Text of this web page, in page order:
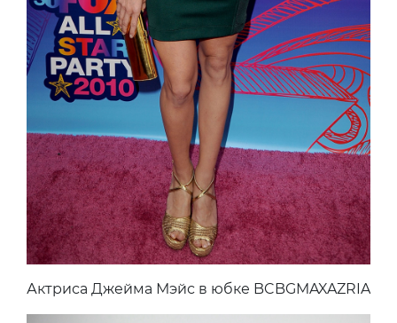
Актриса Джейма Мэйс в юбке BCBGMAXAZRIA